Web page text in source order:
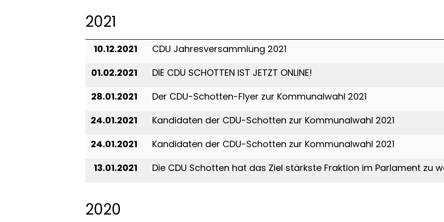
2021
10.12.2021
CDU Jahresversammlung 2021
01.02.2021
DIE CDU SCHOTTEN IST JETZT ONLINE!
28.01.2021
Der CDU-Schotten-Flyer zur Kommunalwahl 2021
24.01.2021
Kandidaten der CDU-Schotten zur Kommunalwahl 2021
24.01.2021
Kandidaten der CDU-Schotten zur Kommunalwahl 2021
13.01.2021
Die CDU Schotten hat das Ziel stärkste Fraktion im Parlament zu
2020